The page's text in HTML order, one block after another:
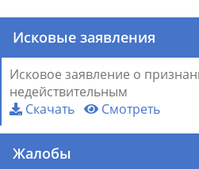
Исковые заявления
Исковое заявление о
недействительным
Скачать
Смотреть
Жалобы